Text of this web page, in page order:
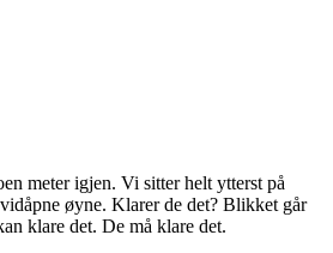
meter igjen. Vi sitter helt ytterst på
øyne. Klarer de det? Blikket går
klare det. De må klare det.